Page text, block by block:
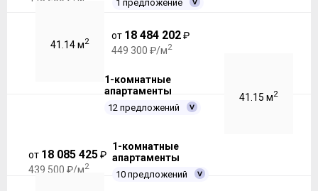
1 предложение
41.14 м2
от 18 484 202₽
449 300 ₽/м2
1-комнатные
апартаменты
12 предложений
41.15 м2
от 18 085 425₽
439 500 ₽/м2
1-комнатные
апартаменты
10 предложений